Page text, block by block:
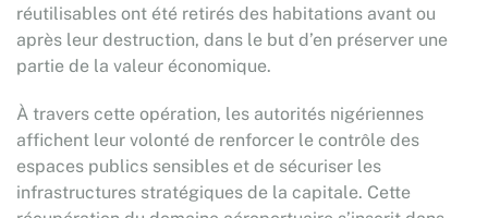
réutilisables ont été retirés des habitations avant ou
après leur destruction, dans le but d’en préserver une
partie de la valeur économique.
À travers cette opération, les autorités nigériennes
affichent leur volonté de renforcer le contrôle des
espaces publics sensibles et de sécuriser les
infrastructures stratégiques de la capitale. Cette